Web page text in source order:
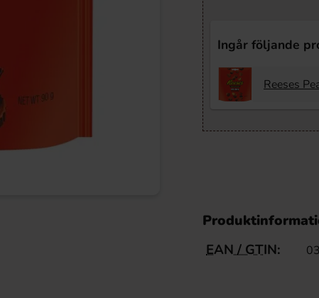
Ingår följande
Reeses
EAN / GTIN: